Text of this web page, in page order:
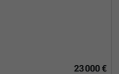
23 000 €